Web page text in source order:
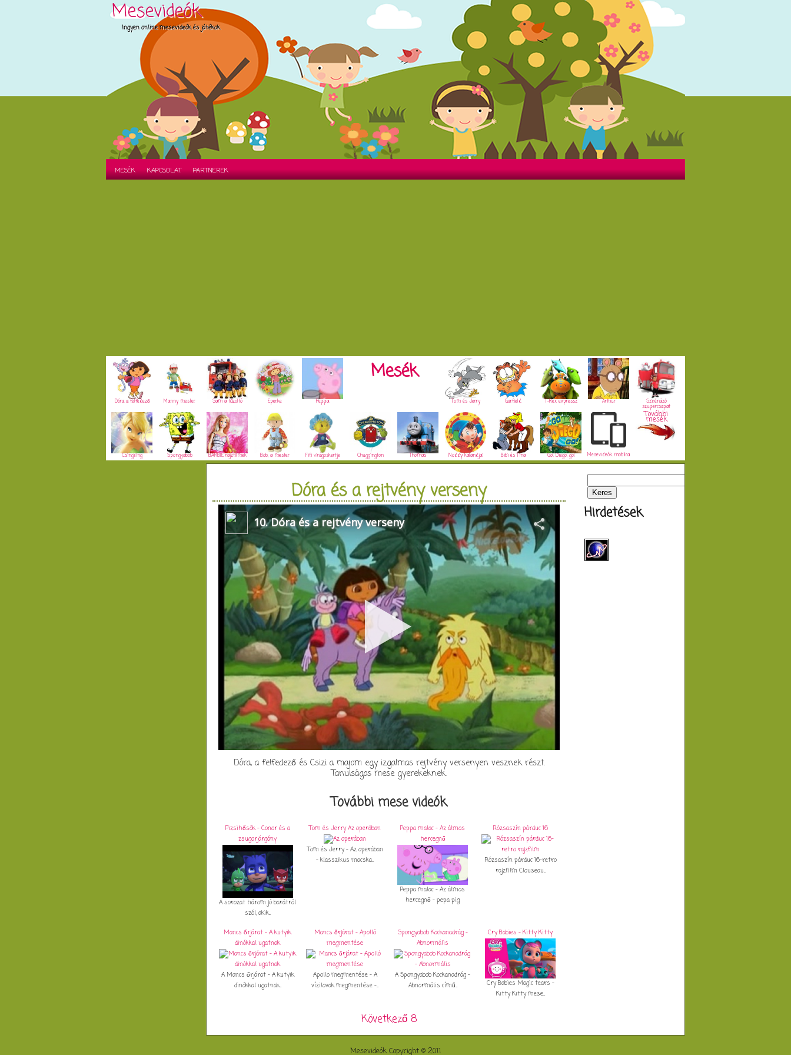
Mesevideók
Ingyen online mesevideók és játékok
MESÉK KAPCSOLAT PARTNEREK
Dóra a felfedező Manny mester Sam a tűzoltó Eperke Peppa
Mesék
Tom és Jerry Garfield T-Rex expressz Arthur Szirénázó
szupercsapat
Csingiling Spongyabob BARBIE rajzfilmek Bob, a mester Fifi virágoskertje Chuggington Thomas Noddy kalandjai Bibi és Tina Go! Diego, go! Mesevideók mobilra
További
mesék
Dóra és a rejtvény verseny
Dóra, a felfedező és Csizi a majom egy izgalmas rejtvény versenyen vesznek részt.
Tanulságos mese gyerekeknek.
További mese videók
Pizsihősök - Conor és a
zsugorjárgány
A sorozat három jó barátról
szól, akik...
Tom és Jerry Az operában
Tom és Jerry - Az operában
- klasszikus macska...
Peppa malac - Az álmos
hercegnő
Peppa malac - Az álmos
hercegnő - pepa pig
Rózsaszín párduc 16
Rózsaszín párduc 16-retro
rajzfilm Clouseau...
Mancs őrjárat - A kutyik
dinókkal ugatnak
A Mancs őrjárat - A kutyik
dinókkal ugatnak...
Mancs őrjárat - Apolló
megmentése
Apollo megmentése - A
vízilovak megmentése -...
Spongyabob Kockanadrág -
Abnormális
A Spongyabob Kockanadrág –
Abnormális című...
Cry Babies - Kitty Kitty
Cry Babies Magic tears -
Kitty Kitty mese...
Következő 8
Hirdetések
Mesevideók Copyright © 2011